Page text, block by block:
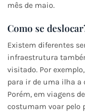
mês de maio.
Como se
Existem diferentes
infraestrutura
visitado. Por
para ir de uma ilha a
Porém, em viagens
costumam voar pelo